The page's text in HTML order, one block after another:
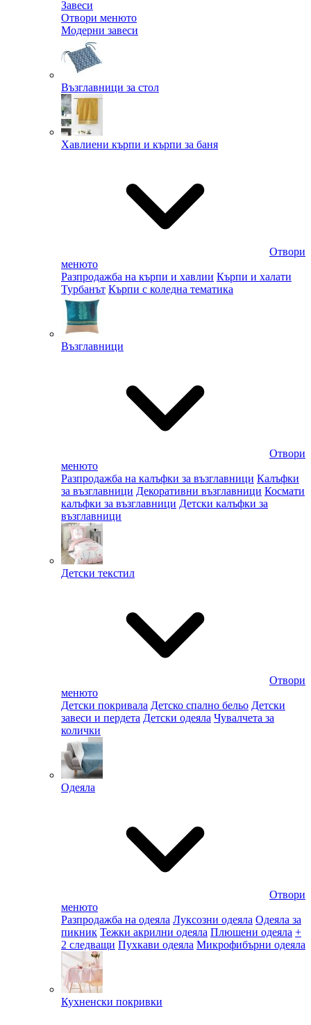
Завеси
Отвори менюто
Модерни завеси
Възглавници за стол
Хавлиени кърпи и кърпи за баня
Отвори
менюто
Разпродажба на кърпи и хавлии Кърпи и халати
Турбанът Кърпи с коледна тематика
Възглавници
Отвори
менюто
Разпродажба на калъфки за възглавници Калъфки
за възглавници Декоративни възглавници Космати
калъфки за възглавници Детски калъфки за
възглавници
Детски текстил
Отвори
менюто
Детски покривала Детско спално бельо Детски
завеси и пердета Детски одеяла Чувалчета за
колички
Одеяла
Отвори
менюто
Разпродажба на одеяла Луксозни одеяла Одеяла за
пикник Тежки акрилни одеяла Плюшени одеяла +
2 следващи Пухкави одеяла Микрофибърни одеяла
Кухненски покривки